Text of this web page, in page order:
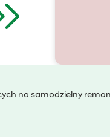
na samodzielny